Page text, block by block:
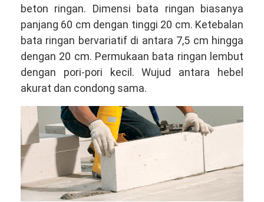
beton ringan. Dimensi bata ringan biasanya
panjang 60 cm dengan tinggi 20 cm. Ketebalan
bata ringan bervariatif di antara 7,5 cm hingga
dengan 20 cm. Permukaan bata ringan lembut
dengan pori-pori kecil. Wujud antara hebel
akurat dan condong sama.